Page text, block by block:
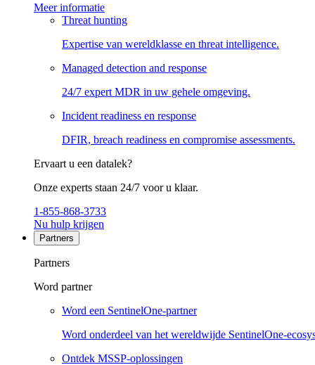
Meer informatie
Threat hunting
Expertise van wereldklasse en threat intelligence.
Managed detection and response
24/7 expert MDR in uw gehele omgeving.
Incident readiness en response
DFIR, breach readiness en compromise assessments.
Ervaart u een datalek?
Onze experts staan 24/7 voor u klaar.
1-855-868-3733
Nu hulp krijgen
Partners
Partners
Word partner
Word een SentinelOne-partner
Word onderdeel van het wereldwijde SentinelOne-
Ontdek MSSP-oplossingen